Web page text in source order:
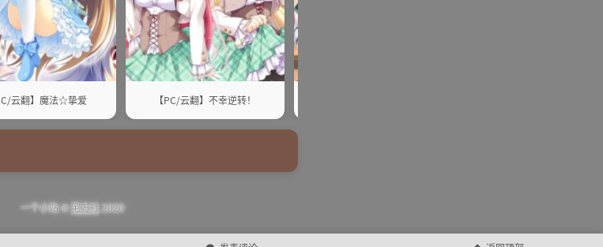
云翻】魔法☆挚爱 【PC/云翻】不幸逆转！
一个小站 ©宅方社2020